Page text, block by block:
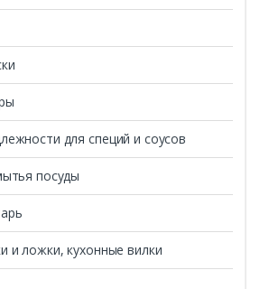
для специй и соусов
посуды
и ложки, кухонные вилки